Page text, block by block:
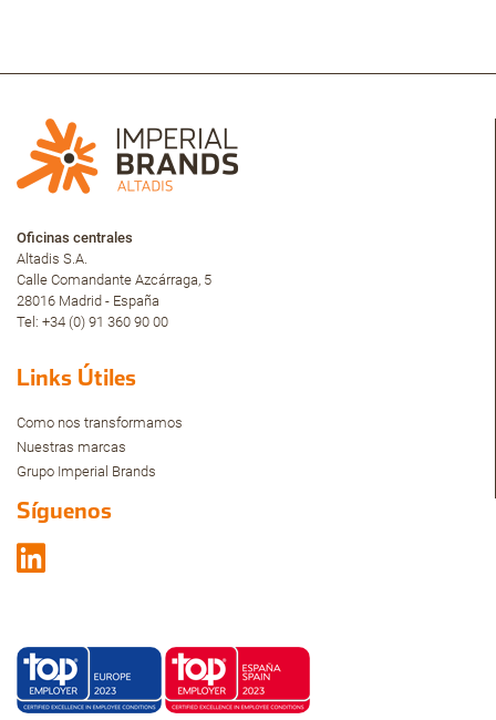
Oficinas centrales
Altadis S.A.
Calle Comandante Azcárraga, 5
28016 Madrid - España
Tel: +34 (0) 91 360 90 00
Links Útiles
Como nos transformamos
Nuestras marcas
Grupo Imperial Brands
Síguenos